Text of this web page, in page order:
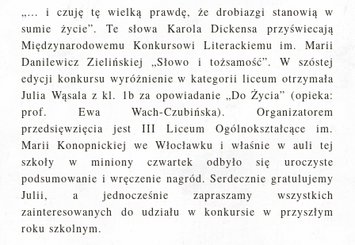
„… i czuję tę wielką prawdę, że drobiazgi stanowią w
sumie życie”. Te słowa Karola Dickensa przyświecają
Międzynarodowemu Konkursowi Literackiemu im. Marii
Danilewicz Zielińskiej „Słowo i tożsamość”. W szóstej
edycji konkursu wyróżnienie w kategorii liceum otrzymała
Julia Wąsala z kl. 1b za opowiadanie „Do Życia” (opieka:
prof. Ewa Wach-Czubińska). Organizatorem
przedsięwzięcia jest III Liceum Ogólnokształcące im.
Marii Konopnickiej we Włocławku i właśnie w auli tej
szkoły w miniony czwartek odbyło się uroczyste
podsumowanie i wręczenie nagród. Serdecznie gratulujemy
Julii, a jednocześnie zapraszamy wszystkich
zainteresowanych do udziału w konkursie w przyszłym
roku szkolnym.